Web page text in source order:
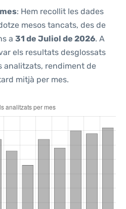
: Hem recollit les dades
mesos tancats, des de
a 31 de Juliol de 2026. A
els resultats desglossats
analitzats, rendiment de
mitjà per mes.